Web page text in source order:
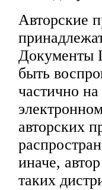
Авторские
Документы
быть
частично
авторских
иначе,
таких